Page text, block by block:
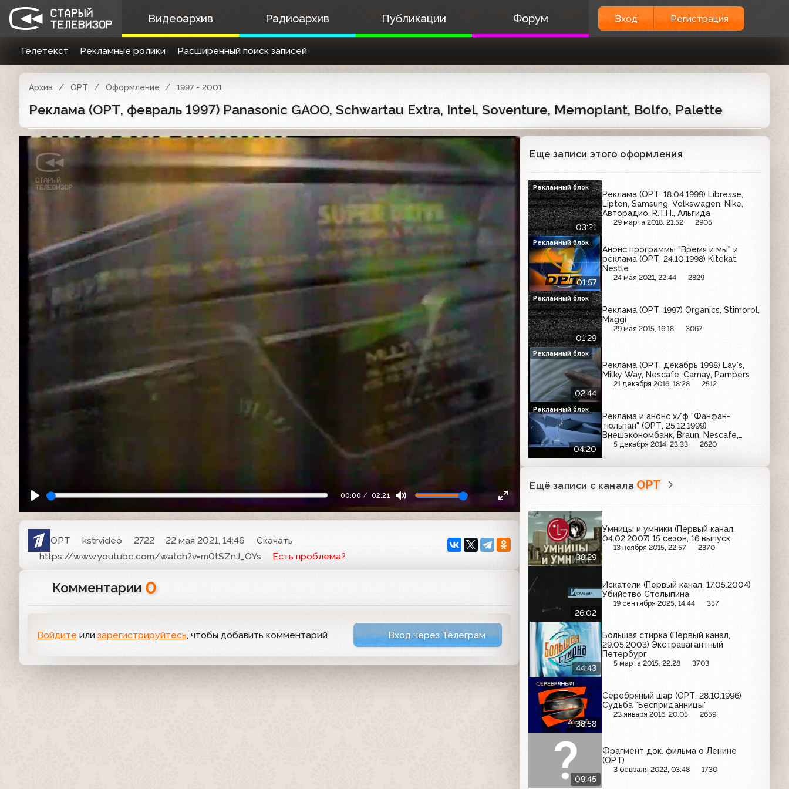
Видеоархив Радиоархив Публикации Форум Вход Регистрация
Телетекст Рекламные ролики Расширенный поиск записей
Архив ОРТ Оформление 1997 - 2001
Реклама (ОРТ, февраль 1997) Panasonic GAOO, Schwartau Extra, Intel, Soventure, Memoplant, Bolfo, Palette
00:00 02:21
ОРТ kstrvideo 2722 22 мая 2021, 14:46
Скачать
https://www.youtube.com/watch?v=m0tSZnJ_OYs
Есть проблема?
Комментарии 0
Войдите или зарегистрируйтесь, чтобы добавить комментарий Вход через Телеграм
Еще записи этого оформления
03:21
Реклама (ОРТ, 18.04.1999) Libresse,
Lipton, Samsung, Volkswagen, Nike,
Авторадио, R.T.H., Альгида
29 марта 2018, 21:52 2905
Рекламный блок
01:57
Анонс программы "Время и мы" и
реклама (ОРТ, 24.10.1998) Kitekat,
Nestle
24 мая 2021, 22:44 2829
Рекламный блок
01:29
Реклама (ОРТ, 1997) Organics, Stimorol,
Maggi
29 мая 2015, 16:18 3067
Рекламный блок
02:44
Реклама (ОРТ, декабрь 1998) Lay's,
Milky Way, Nescafe, Camay, Pampers
21 декабря 2016, 18:28 2512
Рекламный блок
04:20
Реклама и анонс х/ф "Фанфан-
тюльпан" (ОРТ, 25.12.1999)
Внешэкономбанк, Braun, Nescafe,
Maxfactor, Konica, Пенталгин, Афлубин
5 декабря 2014, 23:33 2620
Рекламный блок
Ещё записи с канала ОРТ
38:29
Умницы и умники (Первый канал,
04.02.2007) 15 сезон, 16 выпуск
13 ноября 2015, 22:57 2370
26:02
Искатели (Первый канал, 17.05.2004)
Убийство Столыпина
19 сентября 2025, 14:44 357
44:43
Большая стирка (Первый канал,
29.05.2003) Экстравагантный
Петербург
5 марта 2015, 22:28 3703
38:58
Серебряный шар (ОРТ, 28.10.1996)
Судьба "Бесприданницы"
23 января 2016, 20:05 2659
09:45
Фрагмент док. фильма о Ленине
(ОРТ)
3 февраля 2022, 03:48 1730